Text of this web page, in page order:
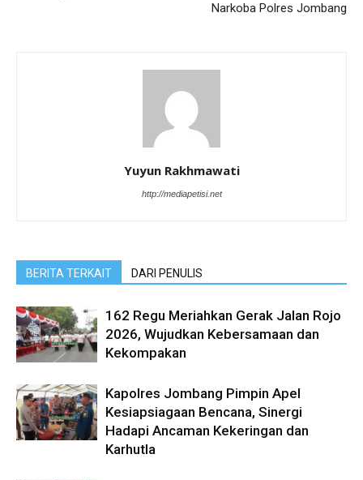
Narkoba Polres Jombang
Yuyun Rakhmawati
http://mediapetisi.net
BERITA TERKAIT DARI PENULIS
162 Regu Meriahkan Gerak Jalan Rojo
2026, Wujudkan Kebersamaan dan
Kekompakan
Kapolres Jombang Pimpin Apel
Kesiapsiagaan Bencana, Sinergi
Hadapi Ancaman Kekeringan dan
Karhutla